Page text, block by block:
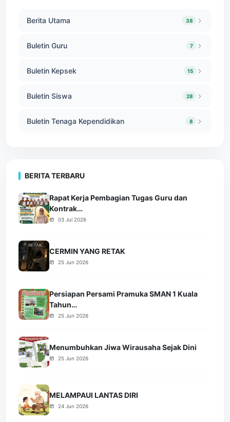
Berita Utama 38
Buletin Guru 7
Buletin Kepsek 15
Buletin Siswa 28
Buletin Tenaga Kependidikan 8
BERITA TERBARU
Rapat Kerja Pembagian Tugas Guru dan
Kontrak…
03 Jul 2026
CERMIN YANG RETAK
25 Jun 2026
Persiapan Persami Pramuka SMAN 1 Kuala
Tahun…
25 Jun 2026
Menumbuhkan Jiwa Wirausaha Sejak Dini
25 Jun 2026
MELAMPAUI LANTAS DIRI
24 Jun 2026